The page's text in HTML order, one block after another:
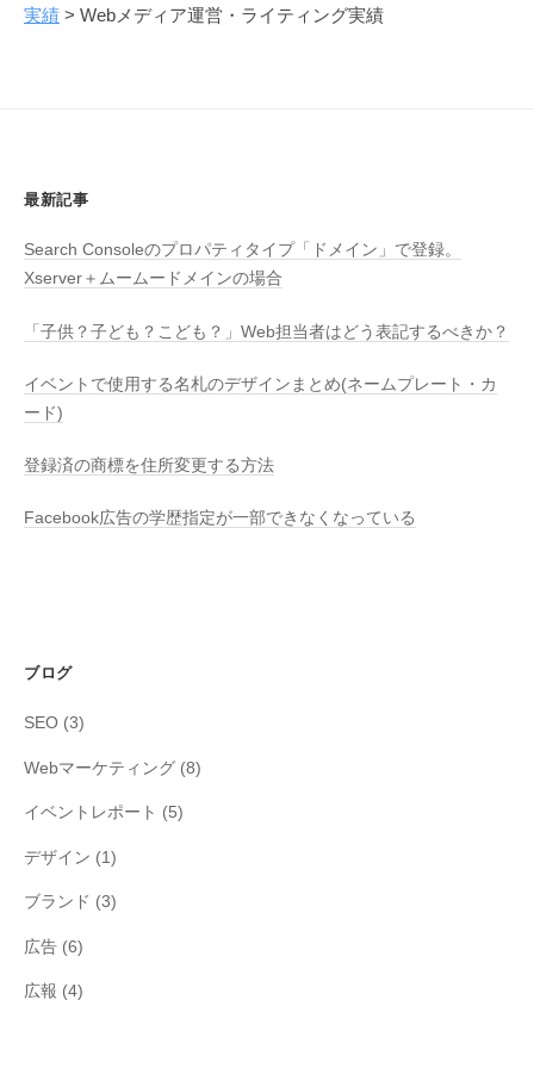
実績 > Webメディア運営・ライティング実績
最新記事
Search Consoleのプロパティタイプ「ドメイン」で登録。
Xserver＋ムームードメインの場合
「子供？子ども？こども？」Web担当者はどう表記するべきか？
イベントで使用する名札のデザインまとめ(ネームプレート・カ
ード)
登録済の商標を住所変更する方法
Facebook広告の学歴指定が一部できなくなっている
ブログ
SEO (3)
Webマーケティング (8)
イベントレポート (5)
デザイン (1)
ブランド (3)
広告 (6)
広報 (4)